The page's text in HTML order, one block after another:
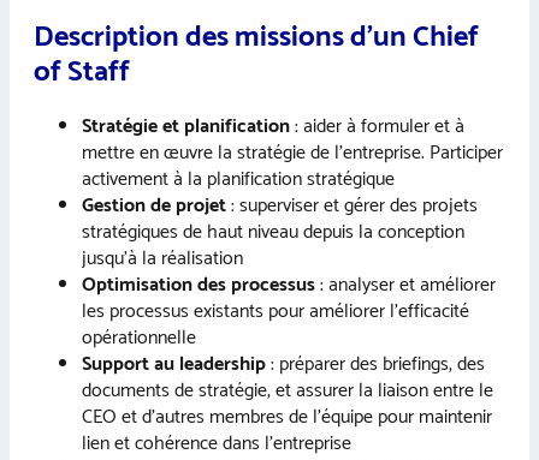
Description des missions d’un Chief
of Staff
Stratégie et planification: aider à formuler et à
mettre en œuvre la stratégie de l’entreprise. Participer
activement à la planification stratégique
Gestion de projet: superviser et gérer des projets
stratégiques de haut niveau depuis la conception
jusqu’à la réalisation
Optimisation des processus: analyser et améliorer
les processus existants pour améliorer l’efficacité
opérationnelle
Support au leadership: préparer des briefings, des
documents de stratégie, et assurer la liaison entre le
CEO et d’autres membres de l’équipe pour maintenir
lien et cohérence dans l’entreprise